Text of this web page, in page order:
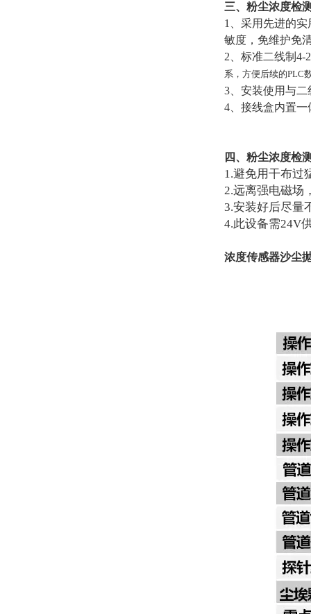
三、粉尘浓度检
1、采用先进的
敏度，免维护免
2、标准二线制4-
系，方便后续的PLC
3、安装使用与
4、接线盒内置
四、粉尘浓度检
1.避免用干布过
2.远离强电磁场
3.安装好后尽量
4.此设备需24V
浓度传感器沙尘